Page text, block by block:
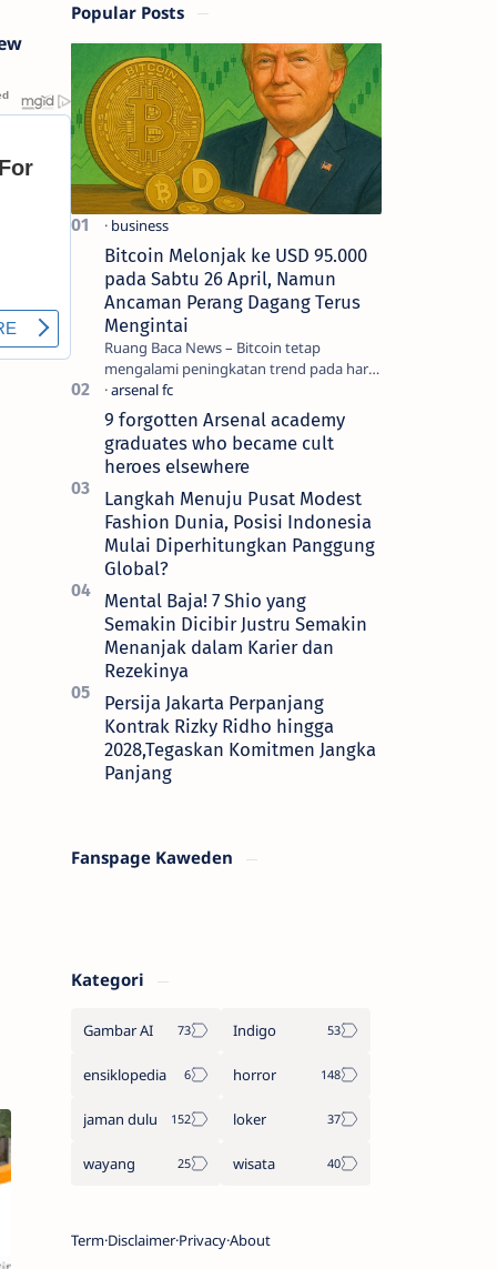
Popular Posts
Bitcoin Melonjak ke USD 95.000
pada Sabtu 26 April, Namun
Ancaman Perang Dagang Terus
Mengintai
Ruang Baca News – Bitcoin tetap
mengalami peningkatan trend pada hari
Jumat (25/4) dan hampir mencapai titik
tertingginya selama dua bulan b…
9 forgotten Arsenal academy
graduates who became cult
heroes elsewhere
Langkah Menuju Pusat Modest
Fashion Dunia, Posisi Indonesia
Mulai Diperhitungkan Panggung
Global?
Mental Baja! 7 Shio yang
Semakin Dicibir Justru Semakin
Menanjak dalam Karier dan
Rezekinya
Persija Jakarta Perpanjang
Kontrak Rizky Ridho hingga
2028,Tegaskan Komitmen Jangka
Panjang
Fanspage Kaweden
Kategori
Gambar AI Indigo
ensiklopedia horror
jaman dulu loker
wayang wisata
TermDisclaimerPrivacyAbout